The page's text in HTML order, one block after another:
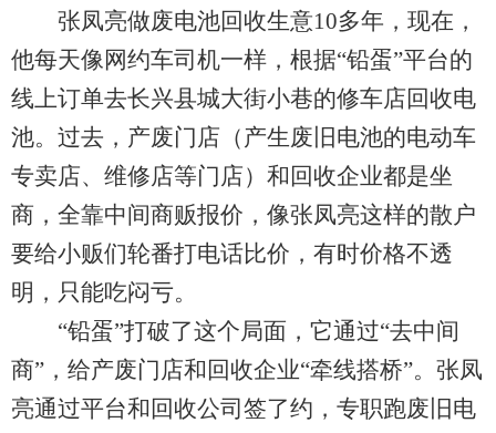
张凤亮做废电池回收生意10多年，现在，
他每天像网约车司机一样，根据“铅蛋”平台的
线上订单去长兴县城大街小巷的修车店回收电
池。过去，产废门店（产生废旧电池的电动车
专卖店、维修店等门店）和回收企业都是坐
商，全靠中间商贩报价，像张凤亮这样的散户
要给小贩们轮番打电话比价，有时价格不透
明，只能吃闷亏。
“铅蛋”打破了这个局面，它通过“去中间
商”，给产废门店和回收企业“牵线搭桥”。张凤
亮通过平台和回收公司签了约，专职跑废旧电